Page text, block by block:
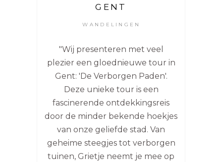
GENT
WANDELINGEN
"Wij presenteren met veel
plezier een gloednieuwe tour in
Gent: 'De Verborgen Paden'.
Deze unieke tour is een
fascinerende ontdekkingsreis
door de minder bekende hoekjes
van onze geliefde stad. Van
geheime steegjes tot verborgen
tuinen, Grietje neemt je mee op